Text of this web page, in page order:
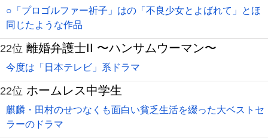
○「プロゴルファー祈子」はの「不良少女とよばれて」とほ
同じたような作品
22位 離婚弁護士II 〜ハンサムウーマン〜
今度は「日本テレビ」系ドラマ
22位 ホームレス中学生
麒麟・田村のせつなくも面白い貧乏生活を綴った大ベストセ
ラーのドラマ